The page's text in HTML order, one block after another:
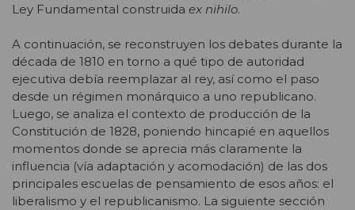
Ley Fundamental construida ex nihilo.
A continuación, se reconstruyen los debates durante la
década de 1810 en torno a qué tipo de autoridad
ejecutiva debía reemplazar al rey, así como el paso
desde un régimen monárquico a uno republicano.
Luego, se analiza el contexto de producción de la
Constitución de 1828, poniendo hincapié en aquellos
momentos donde se aprecia más claramente la
influencia (vía adaptación y acomodación) de las dos
principales escuelas de pensamiento de esos años: el
liberalismo y el republicanismo. La siguiente sección